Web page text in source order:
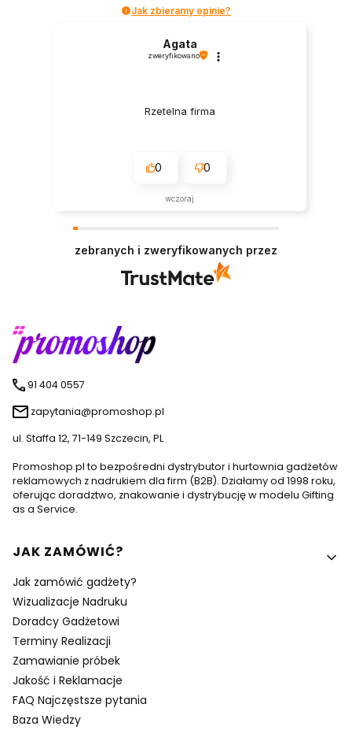
Jak zbieramy opinie?
Agata
zweryfikowano
Rzetelna firma
0 0
wczoraj
zebranych i zweryfikowanych przez
91 404 0557
zapytania@promoshop.pl
ul. Staffa 12, 71-149 Szczecin, PL
Promoshop.pl to bezpośredni dystrybutor i hurtownia gadżetów
reklamowych z nadrukiem dla firm (B2B). Działamy od 1998 roku,
oferując doradztwo, znakowanie i dystrybucję w modelu Gifting
as a Service.
Linki w stopce
JAK ZAMÓWIĆ?
Jak zamówić gadżety?
Wizualizacje Nadruku
Doradcy Gadżetowi
Terminy Realizacji
Zamawianie próbek
Jakość i Reklamacje
FAQ Najczęstsze pytania
Baza Wiedzy